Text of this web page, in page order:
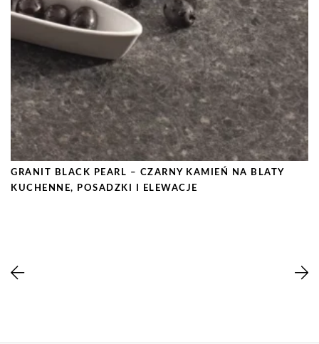
GRANIT BLACK PEARL – CZARNY KAMIEŃ NA BLATY
KUCHENNE, POSADZKI I ELEWACJE